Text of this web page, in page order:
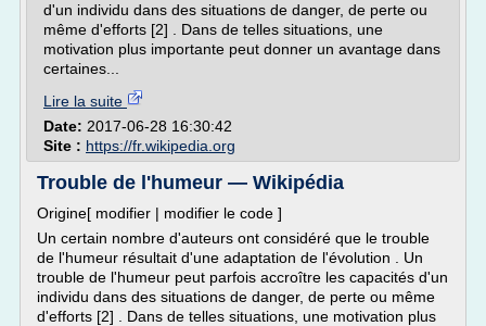
d'un individu dans des situations de danger, de perte ou
même d'efforts [2] . Dans de telles situations, une
motivation plus importante peut donner un avantage dans
certaines...
Lire la suite
Date: 2017-06-28 16:30:42
Site : https://fr.wikipedia.org
Trouble de l'humeur — Wikipédia
Origine[ modifier | modifier le code ]
Un certain nombre d'auteurs ont considéré que le trouble
de l'humeur résultait d'une adaptation de l'évolution . Un
trouble de l'humeur peut parfois accroître les capacités d'un
individu dans des situations de danger, de perte ou même
d'efforts [2] . Dans de telles situations, une motivation plus